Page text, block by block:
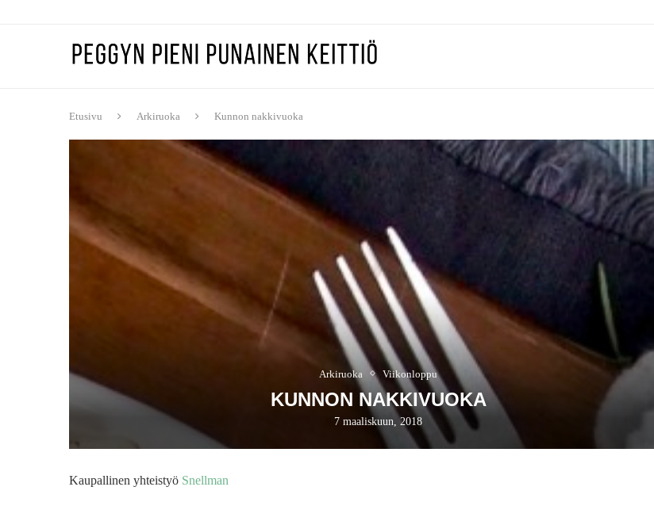
Etusivu Arkiruoka Kunnon nakkivuoka
Arkiruoka Viikonloppu
KUNNON NAKKIVUOKA
7 maaliskuun, 2018
Kaupallinen yhteistyö Snellman